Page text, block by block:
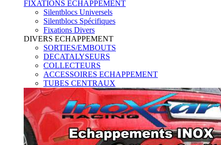
FIXATIONS ECHAPPEMENT
Silentblocs Universels
Silentblocs Spécifiques
Fixations Divers
DIVERS ECHAPPEMENT
SORTIES/EMBOUTS
DECATALYSEURS
COLLECTEURS
ACCESSOIRES ECHAPPEMENT
TUBES CENTRAUX